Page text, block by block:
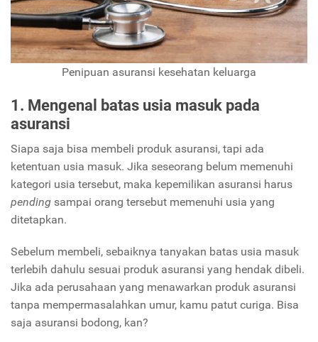
Penipuan asuransi kesehatan keluarga
1. Mengenal batas usia masuk pada
asuransi
Siapa saja bisa membeli produk asuransi, tapi ada
ketentuan usia masuk. Jika seseorang belum memenuhi
kategori usia tersebut, maka kepemilikan asuransi harus
pending sampai orang tersebut memenuhi usia yang
ditetapkan.
Sebelum membeli, sebaiknya tanyakan batas usia masuk
terlebih dahulu sesuai produk asuransi yang hendak dibeli.
Jika ada perusahaan yang menawarkan produk asuransi
tanpa mempermasalahkan umur, kamu patut curiga. Bisa
saja asuransi bodong, kan?